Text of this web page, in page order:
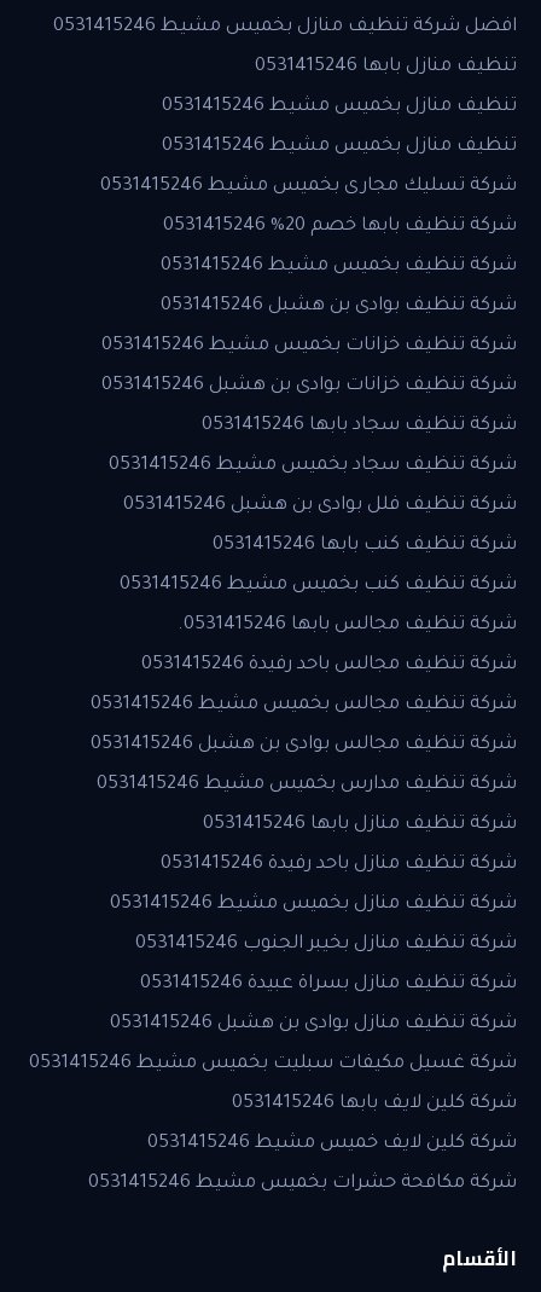
افضل شركة تنظيف منازل بخميس مشيط 0531415246
تنظيف منازل بابها 0531415246
تنظيف منازل بخميس مشيط 0531415246
تنظيف منازل بخميس مشيط 0531415246
شركة تسليك مجارى بخميس مشيط 0531415246
شركة تنظيف بابها خصم 20% 0531415246
شركة تنظيف بخميس مشيط 0531415246
شركة تنظيف بوادى بن هشبل 0531415246
شركة تنظيف خزانات بخميس مشيط 0531415246
شركة تنظيف خزانات بوادى بن هشبل 0531415246
شركة تنظيف سجاد بابها 0531415246
شركة تنظيف سجاد بخميس مشيط 0531415246
شركة تنظيف فلل بوادى بن هشبل 0531415246
شركة تنظيف كنب بابها 0531415246
شركة تنظيف كنب بخميس مشيط 0531415246
شركة تنظيف مجالس بابها 0531415246.
شركة تنظيف مجالس باحد رفيدة 0531415246
شركة تنظيف مجالس بخميس مشيط 0531415246
شركة تنظيف مجالس بوادى بن هشبل 0531415246
شركة تنظيف مدارس بخميس مشيط 0531415246
شركة تنظيف منازل بابها 0531415246
شركة تنظيف منازل باحد رفيدة 0531415246
شركة تنظيف منازل بخميس مشيط 0531415246
شركة تنظيف منازل بخيبر الجنوب 0531415246
شركة تنظيف منازل بسراة عبيدة 0531415246
شركة تنظيف منازل بوادى بن هشبل 0531415246
شركة غسيل مكيفات سبليت بخميس مشيط 0531415246
شركة كلين لايف بابها 0531415246
شركة كلين لايف خميس مشيط 0531415246
شركة مكافحة حشرات بخميس مشيط 0531415246
الأقسام